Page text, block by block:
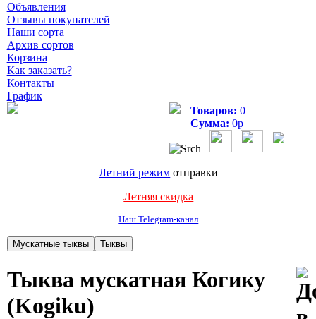
Объявления
Отзывы покупателей
Наши сорта
Архив сортов
Корзина
Как заказать?
Контакты
График
Товаров: 0
Сумма: 0р
Летний режим отправки
Летняя скидка
Наш Telegram-канал
Тыква мускатная Когику
(Kogiku)